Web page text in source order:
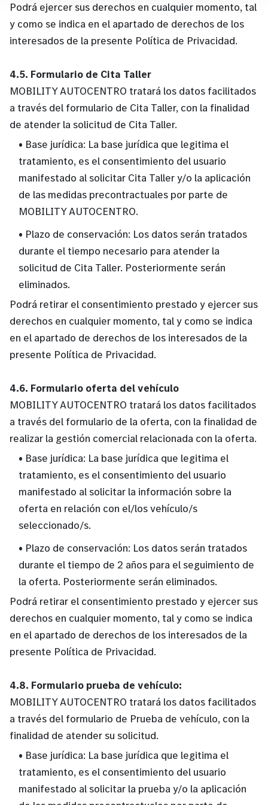
Podrá ejercer sus derechos en cualquier momento, tal
y como se indica en el apartado de derechos de los
interesados de la presente Política de Privacidad.
4.5. Formulario de Cita Taller
MOBILITY AUTOCENTRO tratará los datos facilitados
a través del formulario de Cita Taller, con la finalidad
de atender la solicitud de Cita Taller.
• Base jurídica: La base jurídica que legitima el
tratamiento, es el consentimiento del usuario
manifestado al solicitar Cita Taller y/o la aplicación
de las medidas precontractuales por parte de
MOBILITY AUTOCENTRO.
• Plazo de conservación: Los datos serán tratados
durante el tiempo necesario para atender la
solicitud de Cita Taller. Posteriormente serán
eliminados.
Podrá retirar el consentimiento prestado y ejercer sus
derechos en cualquier momento, tal y como se indica
en el apartado de derechos de los interesados de la
presente Política de Privacidad.
4.6. Formulario oferta del vehículo
MOBILITY AUTOCENTRO tratará los datos facilitados
a través del formulario de la oferta, con la finalidad de
realizar la gestión comercial relacionada con la oferta.
• Base jurídica: La base jurídica que legitima el
tratamiento, es el consentimiento del usuario
manifestado al solicitar la información sobre la
oferta en relación con el/los vehículo/s
seleccionado/s.
• Plazo de conservación: Los datos serán tratados
durante el tiempo de 2 años para el seguimiento de
la oferta. Posteriormente serán eliminados.
Podrá retirar el consentimiento prestado y ejercer sus
derechos en cualquier momento, tal y como se indica
en el apartado de derechos de los interesados de la
presente Política de Privacidad.
4.8. Formulario prueba de vehículo:
MOBILITY AUTOCENTRO tratará los datos facilitados
a través del formulario de Prueba de vehículo, con la
finalidad de atender su solicitud.
• Base jurídica: La base jurídica que legitima el
tratamiento, es el consentimiento del usuario
manifestado al solicitar la prueba y/o la aplicación